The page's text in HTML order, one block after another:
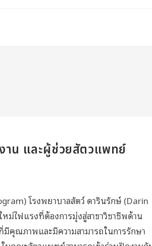
าน และผู้ช่วยสัตวแพทย์
โรงพยาบาลสัตว์ ดารินรักษ์ (Darin
ม่ไฟแรงที่ต้องการมุ่งสู่สาขาวิชาชีพด้าน
คุณภาพและมีความสามารถในการรักษา